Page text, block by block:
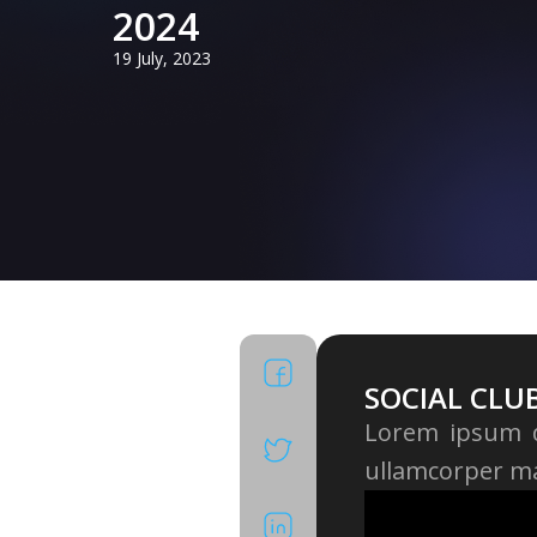
2024
19 July, 2023
Facebook
X
LinkedIn
SOCIAL
Lorem ipsum
ullamcorper